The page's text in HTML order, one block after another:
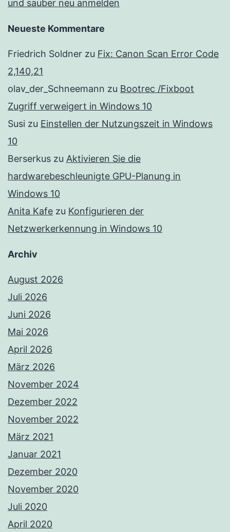
und sauber neu anmelden
Neueste Kommentare
Friedrich Soldner zu Fix: Canon Scan Error Code
2,140,21
olav_der_Schneemann zu Bootrec /Fixboot
Zugriff verweigert in Windows 10
Susi zu Einstellen der Nutzungszeit in Windows
10
Berserkus zu Aktivieren Sie die
hardwarebeschleunigte GPU-Planung in
Windows 10
Anita Kafe zu Konfigurieren der
Netzwerkerkennung in Windows 10
Archiv
August 2026
Juli 2026
Juni 2026
Mai 2026
April 2026
März 2026
November 2024
Dezember 2022
November 2022
März 2021
Januar 2021
Dezember 2020
November 2020
Juli 2020
April 2020